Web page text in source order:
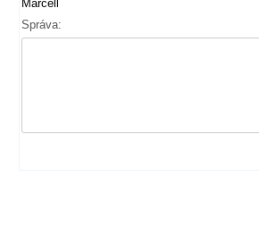
Marcell
Správa: